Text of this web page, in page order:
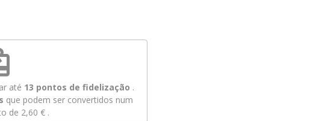
até 13 pontos de fidelização .
que podem ser convertidos num
de 2,60 € .